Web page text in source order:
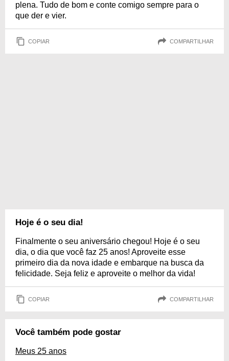
plena. Tudo de bom e conte comigo sempre para o
que der e vier.
COPIAR COMPARTILHAR
Hoje é o seu dia!
Finalmente o seu aniversário chegou! Hoje é o seu
dia, o dia que você faz 25 anos! Aproveite esse
primeiro dia da nova idade e embarque na busca da
felicidade. Seja feliz e aproveite o melhor da vida!
COPIAR COMPARTILHAR
Você também pode gostar
Meus 25 anos